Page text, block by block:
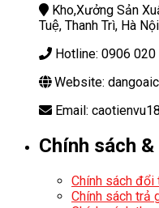
Kho,Xưởng Sản
Tuệ, Thanh Trì, Hà Nội
Hotline: 0906 020
Website:
Email:
Chính sách &
Chính sách đổi
Chính sách trả